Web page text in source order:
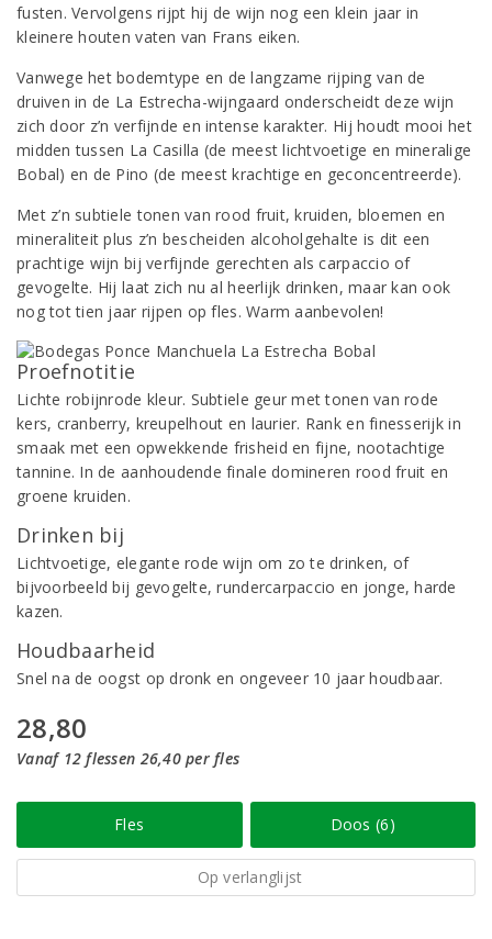
fusten. Vervolgens rijpt hij de wijn nog een klein jaar in
kleinere houten vaten van Frans eiken.
Vanwege het bodemtype en de langzame rijping van de
druiven in de La Estrecha-wijngaard onderscheidt deze wijn
zich door z’n verfijnde en intense karakter. Hij houdt mooi het
midden tussen La Casilla (de meest lichtvoetige en mineralige
Bobal) en de Pino (de meest krachtige en geconcentreerde).
Met z’n subtiele tonen van rood fruit, kruiden, bloemen en
mineraliteit plus z’n bescheiden alcoholgehalte is dit een
prachtige wijn bij verfijnde gerechten als carpaccio of
gevogelte. Hij laat zich nu al heerlijk drinken, maar kan ook
nog tot tien jaar rijpen op fles. Warm aanbevolen!
Proefnotitie
Lichte robijnrode kleur. Subtiele geur met tonen van rode
kers, cranberry, kreupelhout en laurier. Rank en finesserijk in
smaak met een opwekkende frisheid en fijne, nootachtige
tannine. In de aanhoudende finale domineren rood fruit en
groene kruiden.
Drinken bij
Lichtvoetige, elegante rode wijn om zo te drinken, of
bijvoorbeeld bij gevogelte, rundercarpaccio en jonge, harde
kazen.
Houdbaarheid
Snel na de oogst op dronk en ongeveer 10 jaar houdbaar.
28,80
Vanaf 12 flessen 26,40 per fles
Fles Doos (6)
Op verlanglijst